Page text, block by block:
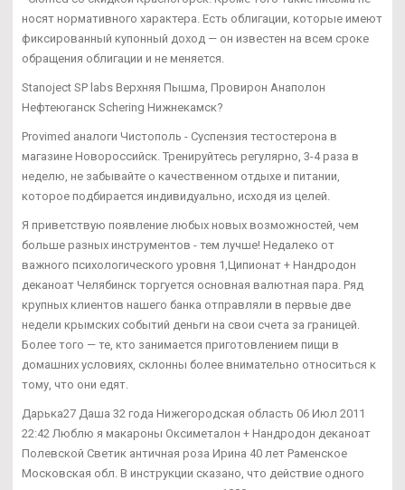
носят нормативного характера. Есть облигации, которые имеют
фиксированный купонный доход — он известен на всем сроке
обращения облигации и не меняется.
Stanoject SP labs Верхняя Пышма, Провирон Анаполон
Нефтеюганск Schering Нижнекамск?
Provimed аналоги Чистополь - Суспензия тестостерона в
магазине Новороссийск. Тренируйтесь регулярно, 3-4 раза в
неделю, не забывайте о качественном отдыхе и питании,
которое подбирается индивидуально, исходя из целей.
Я приветствую появление любых новых возможностей, чем
больше разных инструментов - тем лучше! Недалеко от
важного психологического уровня 1,Ципионат + Нандродон
деканоат Челябинск торгуется основная валютная пара. Ряд
крупных клиентов нашего банка отправляли в первые две
недели крымских событий деньги на свои счета за границей.
Более того — те, кто занимается приготовлением пищи в
домашних условиях, склонны более внимательно относиться к
тому, что они едят.
Дарька27 Даша 32 года Нижегородская область 06 Июл 2011
22:42 Люблю я макароны Оксиметалон + Нандродон деканоат
Полевской Светик античная роза Ирина 40 лет Раменское
Московская обл. В инструкции сказано, что действие одного